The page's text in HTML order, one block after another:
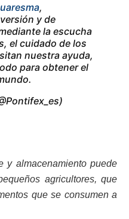
,
y de
la escucha
el cuidado de los
nuestra ayuda,
para obtener el
y almacenamiento puede
agricultores, que
que se consumen a